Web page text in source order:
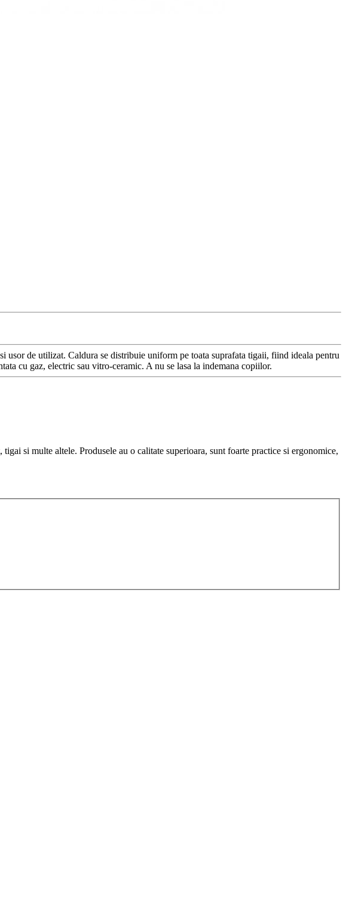
de utilizat. Caldura se distribuie uniform pe toata suprafata tigaii, fiind ideala pentru
cu gaz, electric sau vitro-ceramic. A nu se lasa la indemana copiilor.
si multe altele. Produsele au o calitate superioara, sunt foarte practice si ergonomice,